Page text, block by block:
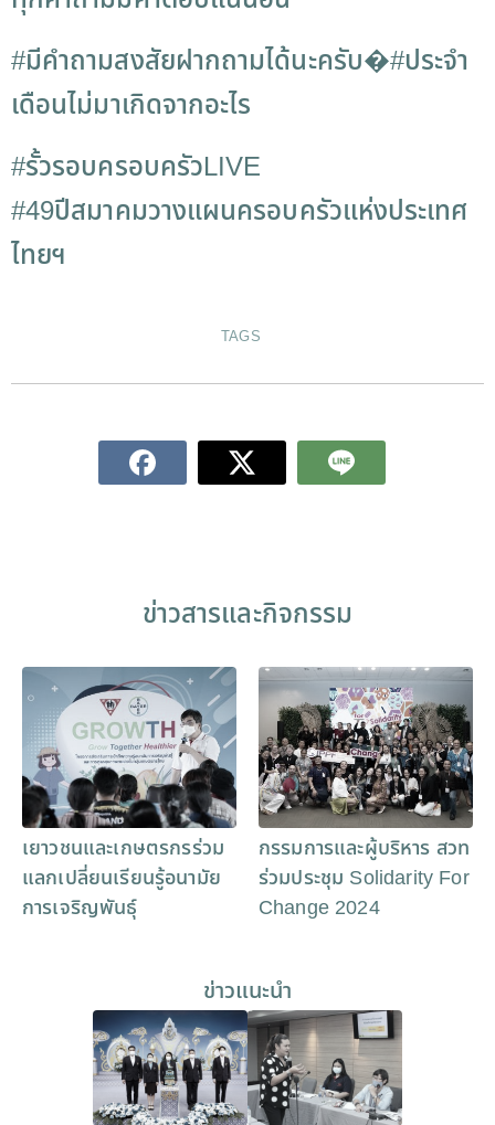
#มีคำถามสงสัยฝากถามได้นะครับ�#ประจำ
เดือนไม่มาเกิดจากอะไร
#รั้วรอบครอบครัวLIVE
#49ปีสมาคมวางแผนครอบครัวแห่งประเทศ
ไทยฯ
TAGS
ข่าวสารและกิจกรรม
เยาวชนและเกษตรกรร่วม
แลกเปลี่ยนเรียนรู้อนามัย
การเจริญพันธุ์
กรรมการและผู้บริหาร สวท
ร่วมประชุม Solidarity For
Change 2024
ข่าวแนะนำ